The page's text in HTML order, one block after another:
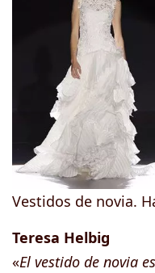
Vestidos de novia.
Teresa Helbig
«El vestido de novia